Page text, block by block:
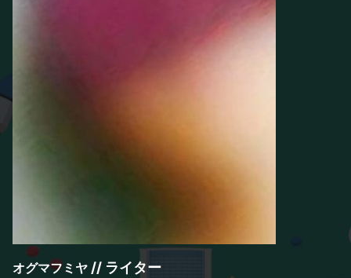
オグマフミヤ // ライター